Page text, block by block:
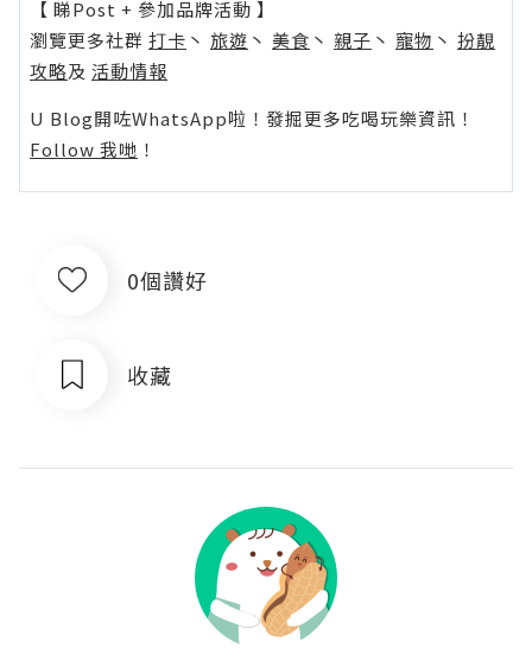
【 睇Post + 參加品牌活動 】
瀏覽更多社群 打卡 丶 旅遊 丶 美食 丶 親子 丶 寵物 丶 扮靚
攻略及 活動情報
U Blog開咗WhatsApp啦！發掘更多吃喝玩樂資訊！
Follow 我哋 ！
0個讚好
收藏